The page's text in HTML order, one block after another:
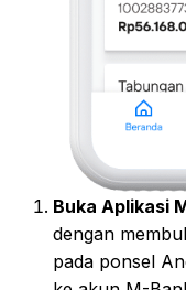
Buka Aplikasi
dengan
pada ponsel